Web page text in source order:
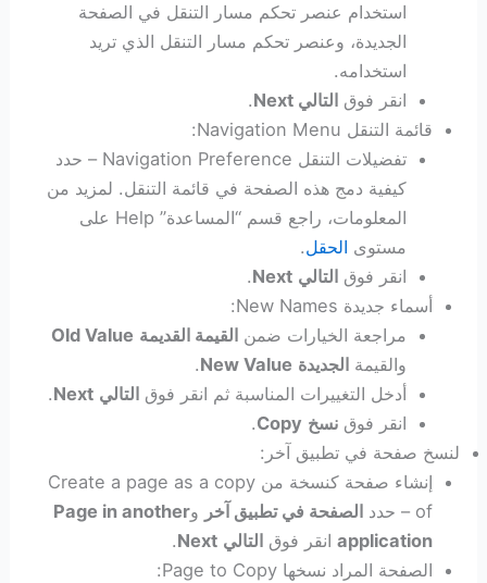
استخدام عنصر تحكم مسار التنقل في الصفحة
الجديدة، وعنصر تحكم مسار التنقل الذي تريد
استخدامه.
انقر فوق التالي Next
.
قائمة التنقل Navigation Menu:
تفضيلات التنقل Navigation Preference – حدد
كيفية دمج هذه الصفحة في قائمة التنقل. لمزيد من
المعلومات، راجع قسم “المساعدة” Help على
مستوى الحقل.
انقر فوق التالي Next
.
أسماء جديدة New Names:
مراجعة الخيارات ضمن القيمة القديمة Old Value
والقيمة الجديدة New Value
.
أدخل التغييرات المناسبة ثم انقر فوق التالي Next
.
انقر فوقنسخ Copy
.
لنسخ صفحة في تطبيق آخر:
إنشاء صفحة كنسخة من Create a page as a copy
of – حدد
الصفحة في تطبيق آخر وPage in another
applicationانقر فوق التالي Next
.
الصفحة المراد نسخها Page to Copy: